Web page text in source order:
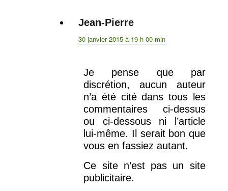
Jean-Pierre
30 janvier 2015 à 19 h 00 min
Je pense que par
discrétion, aucun auteur
n’a été cité dans tous les
commentaires ci-dessus
ou ci-dessous ni l’article
lui-même. Il serait bon que
vous en fassiez autant.
Ce site n’est pas un site
publicitaire.